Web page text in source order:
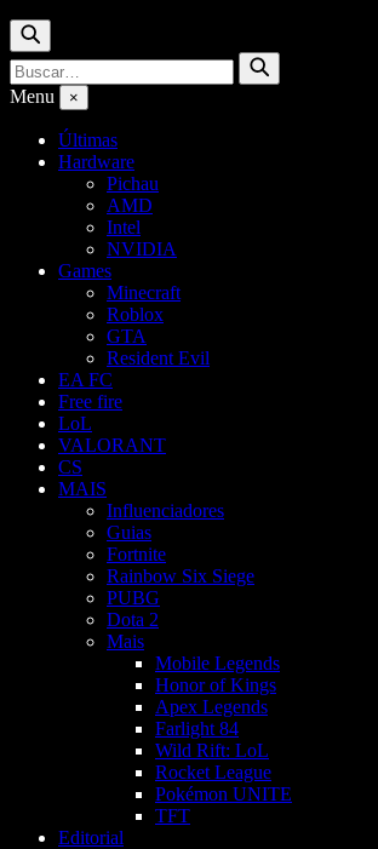
Buscar
Buscar
por:
Buscar
Menu ×
Últimas
Hardware
Pichau
AMD
Intel
NVIDIA
Games
Minecraft
Roblox
GTA
Resident Evil
EA FC
Free fire
LoL
VALORANT
CS
MAIS
Influenciadores
Guias
Fortnite
Rainbow Six Siege
PUBG
Dota 2
Mais
Mobile Legends
Honor of Kings
Apex Legends
Farlight 84
Wild Rift: LoL
Rocket League
Pokémon UNITE
TFT
Editorial